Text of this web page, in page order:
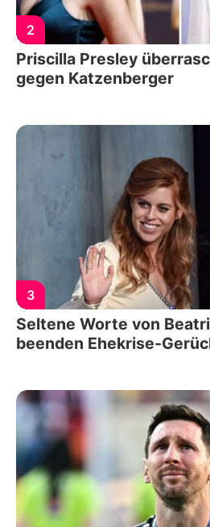
2
Priscilla Presley
gegen Katzenberger
3
Seltene Worte von
beenden Ehekrise-